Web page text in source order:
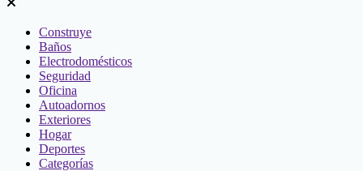
Construye
Baños
Electrodomésticos
Seguridad
Oficina
Autoadornos
Exteriores
Hogar
Deportes
Categorías